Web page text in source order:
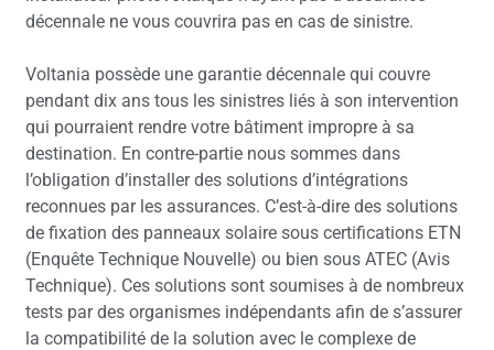
décennale ne vous couvrira pas en cas de sinistre.
Voltania possède une garantie décennale qui couvre
pendant dix ans tous les sinistres liés à son intervention
qui pourraient rendre votre bâtiment impropre à sa
destination. En contre-partie nous sommes dans
l’obligation d’installer des solutions d’intégrations
reconnues par les assurances. C’est-à-dire des solutions
de fixation des panneaux solaire sous certifications ETN
(Enquête Technique Nouvelle) ou bien sous ATEC (Avis
Technique). Ces solutions sont soumises à de nombreux
tests par des organismes indépendants afin de s’assurer
la compatibilité de la solution avec le complexe de